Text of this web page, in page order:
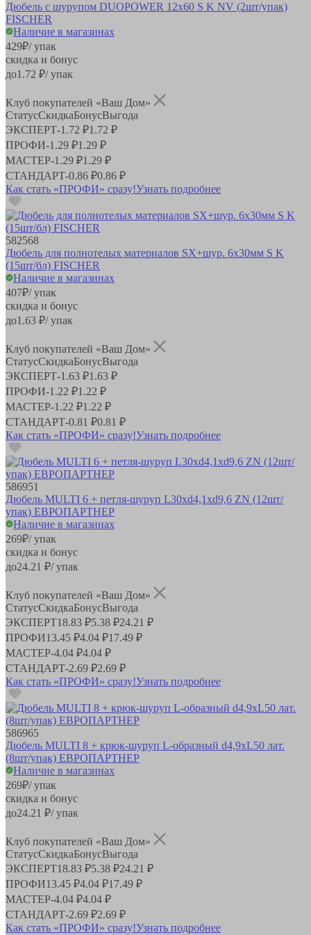
Дюбель с шурупом DUOPOWER 12x60 S K NV (2шт/упак)
FISCHER
Наличие в магазинах
429₽/ упак
скидка и бонус
до1.72 ₽/ упак
Клуб покупателей «Ваш Дом»
СтатусСкидкаБонусВыгода
ЭКСПЕРТ-1.72 ₽1.72 ₽
ПРОФИ-1.29 ₽1.29 ₽
МАСТЕР-1.29 ₽1.29 ₽
СТАНДАРТ-0.86 ₽0.86 ₽
Как стать «ПРОФИ» сразу!Узнать подробнее
582568
Дюбель для полнотелых материалов SX+шур. 6х30мм S K
(15шт/бл) FISCHER
Наличие в магазинах
407₽/ упак
скидка и бонус
до1.63 ₽/ упак
Клуб покупателей «Ваш Дом»
СтатусСкидкаБонусВыгода
ЭКСПЕРТ-1.63 ₽1.63 ₽
ПРОФИ-1.22 ₽1.22 ₽
МАСТЕР-1.22 ₽1.22 ₽
СТАНДАРТ-0.81 ₽0.81 ₽
Как стать «ПРОФИ» сразу!Узнать подробнее
586951
Дюбель MULTI 6 + петля-шуруп L30хd4,1хd9,6 ZN (12шт/
упак) ЕВРОПАРТНЕР
Наличие в магазинах
269₽/ упак
скидка и бонус
до24.21 ₽/ упак
Клуб покупателей «Ваш Дом»
СтатусСкидкаБонусВыгода
ЭКСПЕРТ18.83 ₽5.38 ₽24.21 ₽
ПРОФИ13.45 ₽4.04 ₽17.49 ₽
МАСТЕР-4.04 ₽4.04 ₽
СТАНДАРТ-2.69 ₽2.69 ₽
Как стать «ПРОФИ» сразу!Узнать подробнее
586965
Дюбель MULTI 8 + крюк-шуруп L-образный d4,9хL50 лат.
(8шт/упак) ЕВРОПАРТНЕР
Наличие в магазинах
269₽/ упак
скидка и бонус
до24.21 ₽/ упак
Клуб покупателей «Ваш Дом»
СтатусСкидкаБонусВыгода
ЭКСПЕРТ18.83 ₽5.38 ₽24.21 ₽
ПРОФИ13.45 ₽4.04 ₽17.49 ₽
МАСТЕР-4.04 ₽4.04 ₽
СТАНДАРТ-2.69 ₽2.69 ₽
Как стать «ПРОФИ» сразу!Узнать подробнее